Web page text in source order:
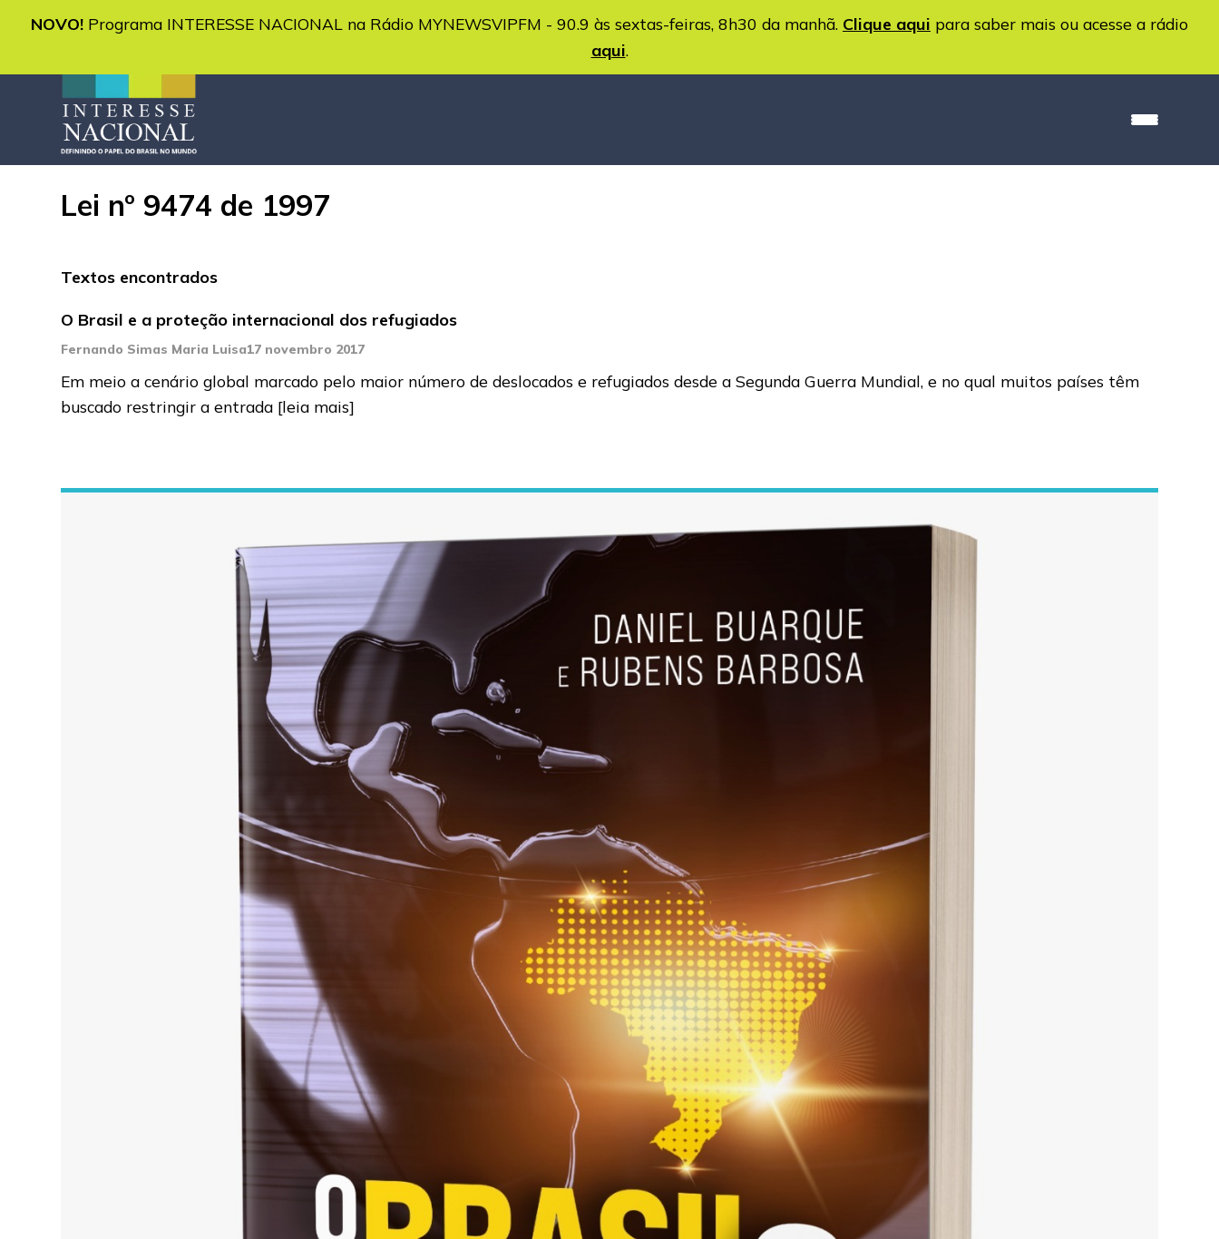
NOVO! Programa INTERESSE NACIONAL na Rádio MYNEWSVIPFM - 90.9 às sextas-feiras, 8h30 da manhã. Clique aqui para saber mais ou acesse a rádio
aqui.
Lei nº 9474 de 1997
Textos encontrados
O Brasil e a proteção internacional dos refugiados
Fernando Simas Maria Luisa17 novembro 2017
Em meio a cenário global marcado pelo maior número de deslocados e refugiados desde a Segunda Guerra Mundial, e no qual muitos países têm
buscado restringir a entrada [leia mais]